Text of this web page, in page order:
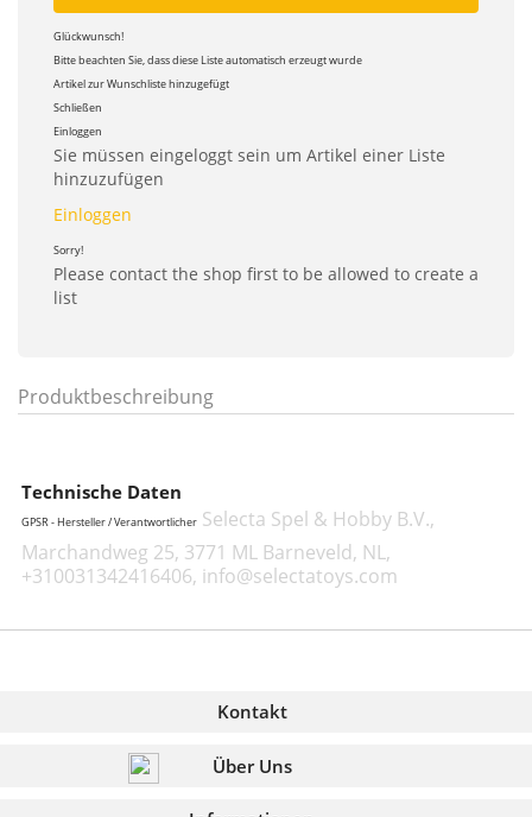
Glückwunsch!
Bitte beachten Sie, dass diese Liste automatisch erzeugt wurde
Artikel zur Wunschliste hinzugefügt
Schließen
Einloggen
Sie müssen eingeloggt sein um Artikel einer Liste
hinzuzufügen
Einloggen
Sorry!
Please contact the shop first to be allowed to create a
list
Produktbeschreibung
Technische Daten
GPSR - Hersteller / Verantwortlicher Selecta Spel & Hobby B.V.,
Marchandweg 25, 3771 ML Barneveld, NL,
+310031342416406, info@selectatoys.com
Kontakt
Über Uns